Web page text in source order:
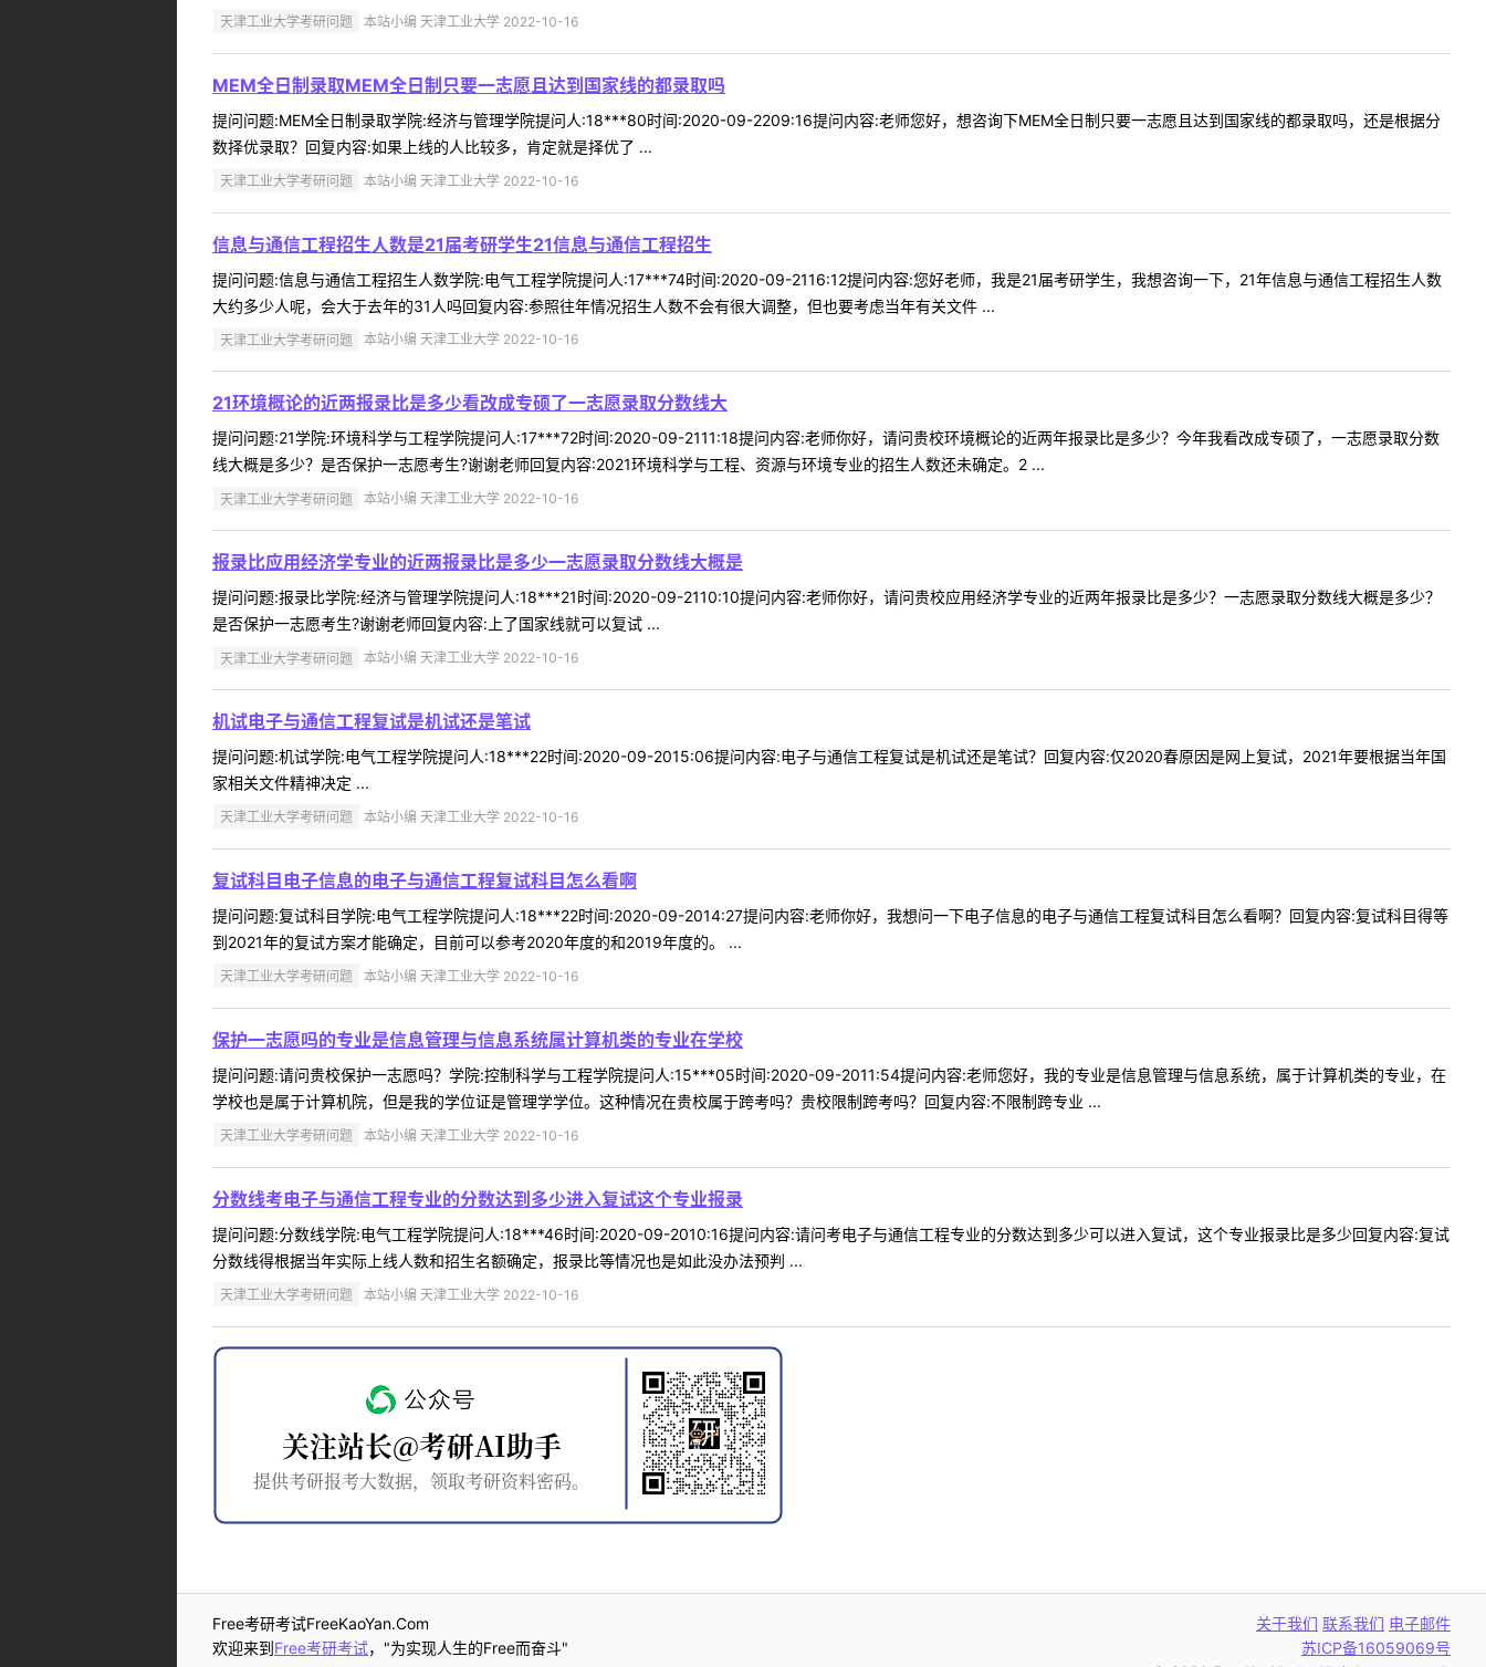
天津工业大学考研问题 本站小编 天津工业大学 2022-10-16
MEM全日制录取MEM全日制只要一志愿且达到国家线的都录取吗
提问问题:MEM全日制录取学院:经济与管理学院提问人:18***80时间:2020-09-2209:16提问内容:老师您好，想咨询下MEM全日制只要一志愿且达到国家线的都录取吗，还是根据分
数择优录取？回复内容:如果上线的人比较多，肯定就是择优了 ...
天津工业大学考研问题 本站小编 天津工业大学 2022-10-16
信息与通信工程招生人数是21届考研学生21信息与通信工程招生
提问问题:信息与通信工程招生人数学院:电气工程学院提问人:17***74时间:2020-09-2116:12提问内容:您好老师，我是21届考研学生，我想咨询一下，21年信息与通信工程招生人数
大约多少人呢，会大于去年的31人吗回复内容:参照往年情况招生人数不会有很大调整，但也要考虑当年有关文件 ...
天津工业大学考研问题 本站小编 天津工业大学 2022-10-16
21环境概论的近两报录比是多少看改成专硕了一志愿录取分数线大
提问问题:21学院:环境科学与工程学院提问人:17***72时间:2020-09-2111:18提问内容:老师你好，请问贵校环境概论的近两年报录比是多少？今年我看改成专硕了，一志愿录取分数
线大概是多少？是否保护一志愿考生?谢谢老师回复内容:2021环境科学与工程、资源与环境专业的招生人数还未确定。2 ...
天津工业大学考研问题 本站小编 天津工业大学 2022-10-16
报录比应用经济学专业的近两报录比是多少一志愿录取分数线大概是
提问问题:报录比学院:经济与管理学院提问人:18***21时间:2020-09-2110:10提问内容:老师你好，请问贵校应用经济学专业的近两年报录比是多少？一志愿录取分数线大概是多少？
是否保护一志愿考生?谢谢老师回复内容:上了国家线就可以复试 ...
天津工业大学考研问题 本站小编 天津工业大学 2022-10-16
机试电子与通信工程复试是机试还是笔试
提问问题:机试学院:电气工程学院提问人:18***22时间:2020-09-2015:06提问内容:电子与通信工程复试是机试还是笔试？回复内容:仅2020春原因是网上复试，2021年要根据当年国
家相关文件精神决定 ...
天津工业大学考研问题 本站小编 天津工业大学 2022-10-16
复试科目电子信息的电子与通信工程复试科目怎么看啊
提问问题:复试科目学院:电气工程学院提问人:18***22时间:2020-09-2014:27提问内容:老师你好，我想问一下电子信息的电子与通信工程复试科目怎么看啊？回复内容:复试科目得等
到2021年的复试方案才能确定，目前可以参考2020年度的和2019年度的。 ...
天津工业大学考研问题 本站小编 天津工业大学 2022-10-16
保护一志愿吗的专业是信息管理与信息系统属计算机类的专业在学校
提问问题:请问贵校保护一志愿吗？学院:控制科学与工程学院提问人:15***05时间:2020-09-2011:54提问内容:老师您好，我的专业是信息管理与信息系统，属于计算机类的专业，在
学校也是属于计算机院，但是我的学位证是管理学学位。这种情况在贵校属于跨考吗？贵校限制跨考吗？回复内容:不限制跨专业 ...
天津工业大学考研问题 本站小编 天津工业大学 2022-10-16
分数线考电子与通信工程专业的分数达到多少进入复试这个专业报录
提问问题:分数线学院:电气工程学院提问人:18***46时间:2020-09-2010:16提问内容:请问考电子与通信工程专业的分数达到多少可以进入复试，这个专业报录比是多少回复内容:复试
分数线得根据当年实际上线人数和招生名额确定，报录比等情况也是如此没办法预判 ...
天津工业大学考研问题 本站小编 天津工业大学 2022-10-16
Free考研考试FreeKaoYan.Com
欢迎来到Free考研考试，"为实现人生的Free而奋斗"
关于我们 联系我们 电子邮件
苏ICP备16059069号